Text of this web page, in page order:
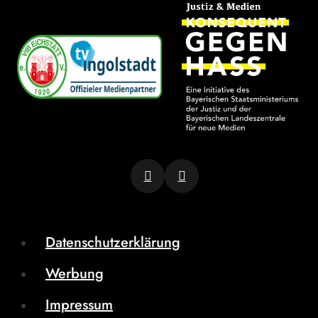
Datenschutzerklärung
Werbung
Impressum